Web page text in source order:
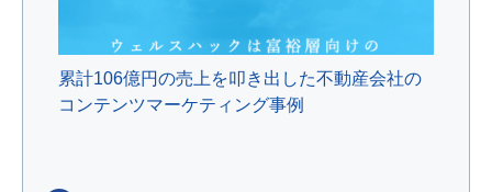
累計106億円の売上を叩き出した不動産会社の
コンテンツマーケティング事例